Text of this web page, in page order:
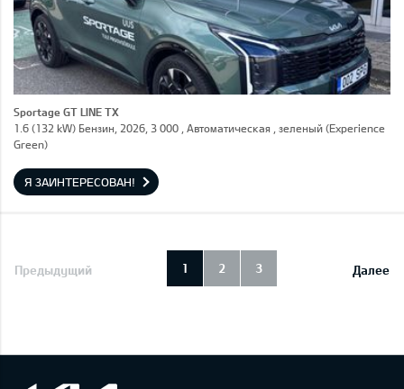
Sportage GT LINE TX
1.6 (132 kW) Бензин, 2026, 3 000 , Автоматическая , зеленый (Experience
Green)
Я ЗАИНТЕРЕСОВАН!
Предыдущий Далее
1 2 3